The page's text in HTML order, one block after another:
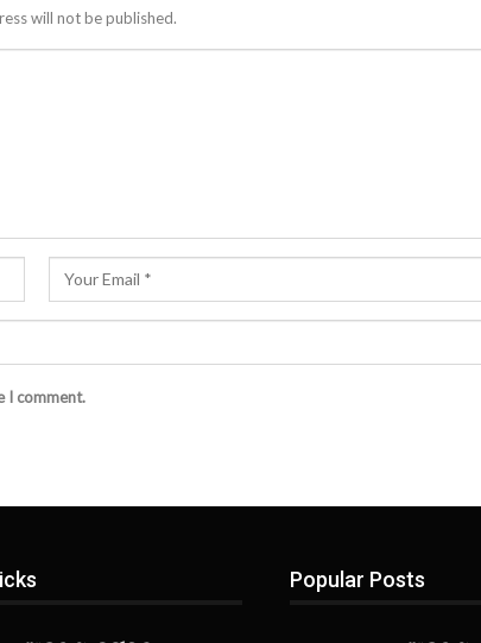
will not be published.
I comment.
Popular Posts